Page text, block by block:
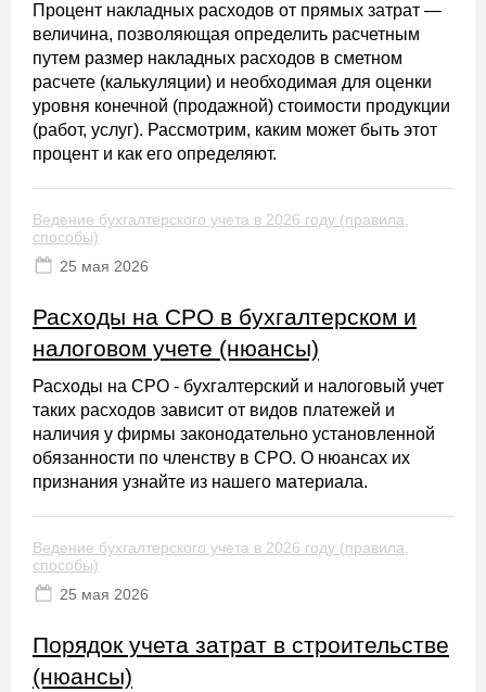
Процент накладных расходов от прямых затрат —
величина, позволяющая определить расчетным
путем размер накладных расходов в сметном
расчете (калькуляции) и необходимая для оценки
уровня конечной (продажной) стоимости продукции
(работ, услуг). Рассмотрим, каким может быть этот
процент и как его определяют.
Ведение бухгалтерского учета в 2026 году (правила,
способы)
25 мая 2026
Расходы на СРО в бухгалтерском и
налоговом учете (нюансы)
Расходы на СРО - бухгалтерский и налоговый учет
таких расходов зависит от видов платежей и
наличия у фирмы законодательно установленной
обязанности по членству в СРО. О нюансах их
признания узнайте из нашего материала.
Ведение бухгалтерского учета в 2026 году (правила,
способы)
25 мая 2026
Порядок учета затрат в строительстве
(нюансы)